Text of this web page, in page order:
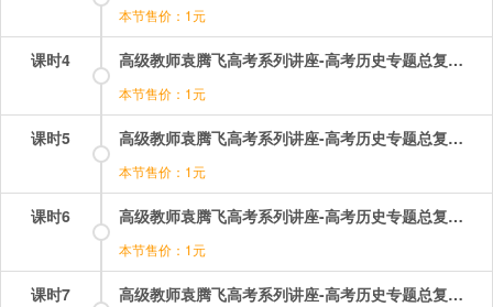
本节售价：1元
课时4 高级教师袁腾飞高考系列讲座-高考历史专题总复习：04.mp4
本节售价：1元
课时5 高级教师袁腾飞高考系列讲座-高考历史专题总复习：05.mp4
本节售价：1元
课时6 高级教师袁腾飞高考系列讲座-高考历史专题总复习：06.mp4
本节售价：1元
课时7 高级教师袁腾飞高考系列讲座-高考历史专题总复习：07.mp4